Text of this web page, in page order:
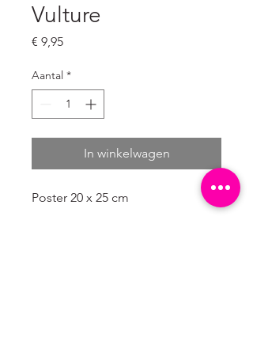
Vulture
€ 9,95Prijs
Aantal *
In winkelwagen
Poster 20 x 25 cm